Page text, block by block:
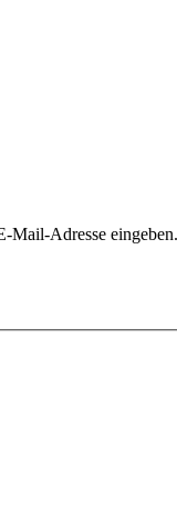
Mail-Adresse